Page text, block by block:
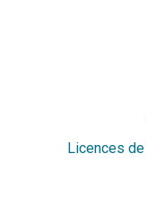
Licences